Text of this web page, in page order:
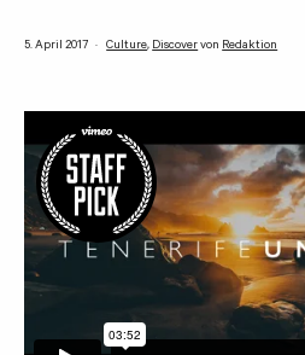
5. April 2017 Culture,DiscovervonRedaktion